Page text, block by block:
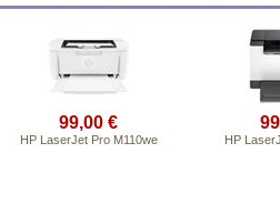
99,00 €
HP LaserJet Pro M110we HP